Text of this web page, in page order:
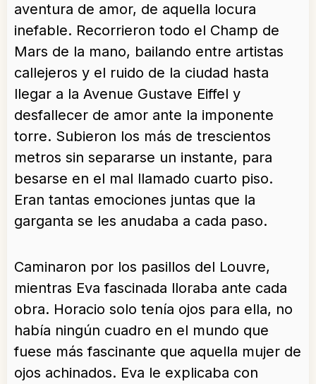
aventura de amor, de aquella locura
inefable. Recorrieron todo el Champ de
Mars de la mano, bailando entre artistas
callejeros y el ruido de la ciudad hasta
llegar a la Avenue Gustave Eiffel y
desfallecer de amor ante la imponente
torre. Subieron los más de trescientos
metros sin separarse un instante, para
besarse en el mal llamado cuarto piso.
Eran tantas emociones juntas que la
garganta se les anudaba a cada paso.
Caminaron por los pasillos del Louvre,
mientras Eva fascinada lloraba ante cada
obra. Horacio solo tenía ojos para ella, no
había ningún cuadro en el mundo que
fuese más fascinante que aquella mujer de
ojos achinados. Eva le explicaba con